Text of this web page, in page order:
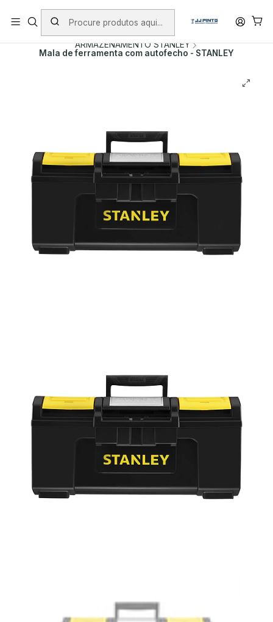
PORTES INCLUÍDOS EM ENCOMENDAS +75€ (excepto ilhas)
Início PRODUTOS
MALAS DE FERRAMENTA
ARMAZENAMENTO STANLEY
Mala de ferramenta com autofecho - STANLEY